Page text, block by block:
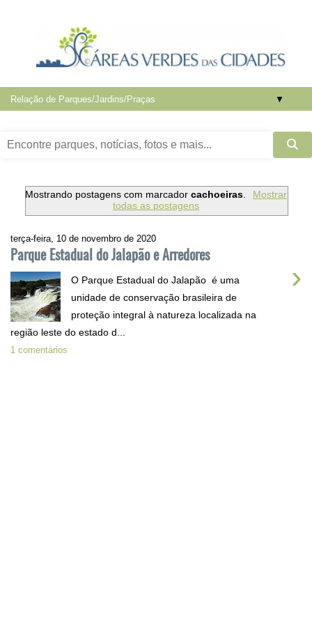
▼
Mostrando postagens com marcadorcachoeiras.
Mostrar
todas as postagens
terça-feira, 10 de novembro de 2020
Parque Estadual do Jalapão e Arredores
›
O Parque Estadual do Jalapão é uma
unidade de conservação brasileira de
proteção integral à natureza localizada na
região leste do estado d...
1 comentários